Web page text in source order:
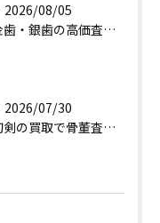
2026/08/05
金歯・銀歯の高価査定法徹底解説
2026/07/30
刀剣の買取で骨董査定の注意点